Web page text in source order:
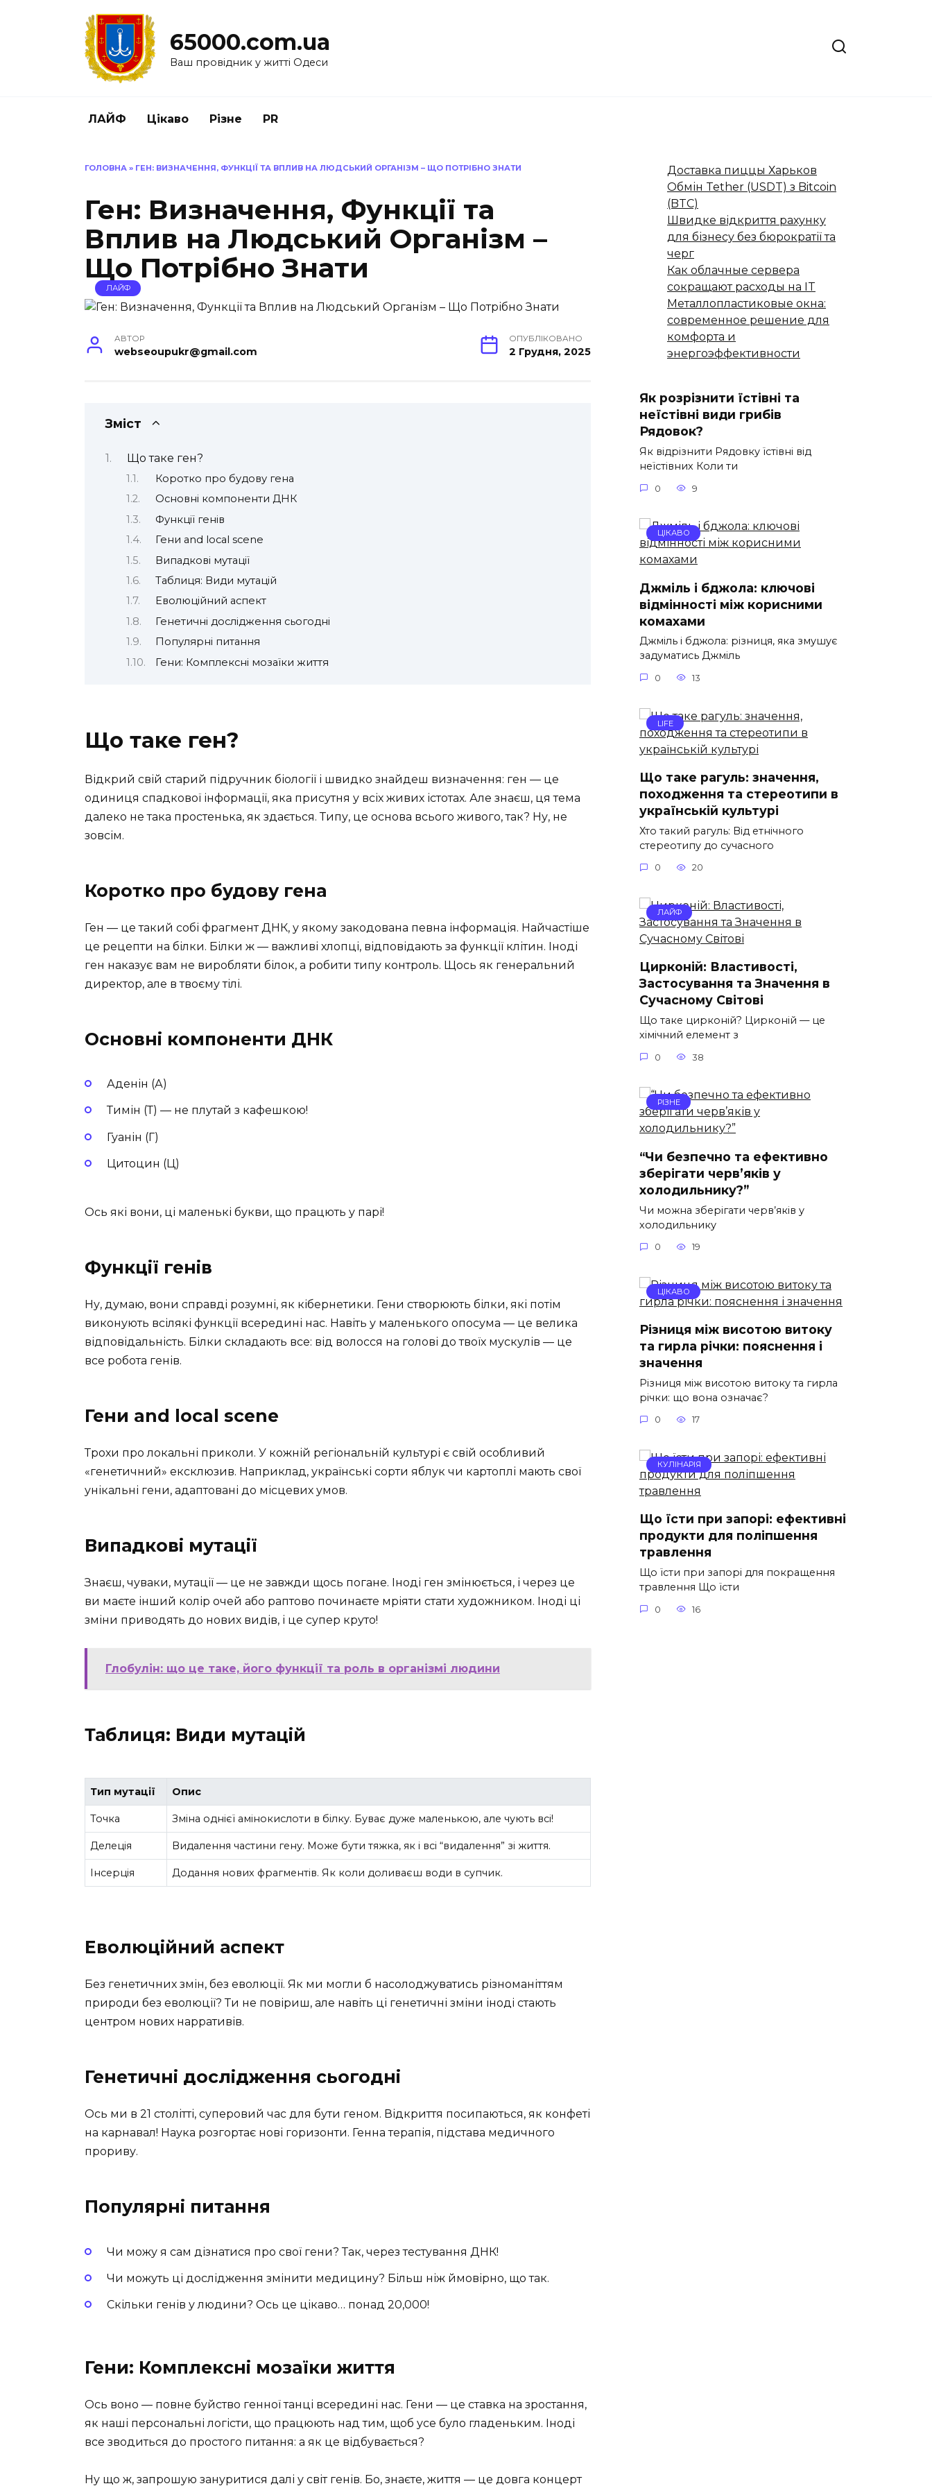
65000.com.ua
Ваш провідник у житті Одеси
ЛАЙФ Цікаво Різне PR
ГОЛОВНА » ГЕН: ВИЗНАЧЕННЯ, ФУНКЦІЇ ТА ВПЛИВ НА ЛЮДСЬКИЙ ОРГАНІЗМ – ЩО ПОТРІБНО ЗНАТИ
Ген: Визначення, Функції та
Вплив на Людський Організм –
Що Потрібно Знати
ЛАЙФ
АВТОР
webseoupukr@gmail.com
ОПУБЛІКОВАНО
2 Грудня, 2025
Зміст
Що таке ген?
Коротко про будову гена
Основні компоненти ДНК
Функції генів
Гени and local scene
Випадкові мутації
Таблиця: Види мутацій
Еволюційний аспект
Генетичні дослідження сьогодні
Популярні питання
Гени: Комплексні мозаїки життя
Що таке ген?
Відкрий свій старий підручник біології і швидко знайдеш визначення: ген — це
одиниця спадкової інформації, яка присутня у всіх живих істотах. Але знаєш, ця тема
далеко не така простенька, як здається. Типу, це основа всього живого, так? Ну, не
зовсім.
Коротко про будову гена
Ген — це такий собі фрагмент ДНК, у якому закодована певна інформація. Найчастіше
це рецепти на білки. Білки ж — важливі хлопці, відповідають за функції клітин. Іноді
ген наказує вам не виробляти білок, а робити типу контроль. Щось як генеральний
директор, але в твоєму тілі.
Основні компоненти ДНК
Аденін (А)
Тимін (Т) — не плутай з кафешкою!
Гуанін (Г)
Цитоцин (Ц)
Ось які вони, ці маленькі букви, що працють у парі!
Функції генів
Ну, думаю, вони справді розумні, як кібернетики. Гени створюють білки, які потім
виконують всілякі функції всередині нас. Навіть у маленького опосума — це велика
відповідальність. Білки складають все: від волосся на голові до твоїх мускулів — це
все робота генів.
Гени and local scene
Трохи про локальні приколи. У кожній регіональній культурі є свій особливий
«генетичний» ексклюзив. Наприклад, українські сорти яблук чи картоплі мають свої
унікальні гени, адаптовані до місцевих умов.
Випадкові мутації
Знаєш, чуваки, мутації — це не завжди щось погане. Іноді ген змінюється, і через це
ви маєте інший колір очей або раптово починаєте мріяти стати художником. Іноді ці
зміни приводять до нових видів, і це супер круто!
Глобулін: що це таке, його функції та роль в організмі людини
Таблиця: Види мутацій
Тип мутації Опис
Точка Зміна однієї амінокислоти в білку. Буває дуже маленькою, але чують всі!
Делеція Видалення частини гену. Може бути тяжка, як і всі “видалення” зі життя.
Інсерція Додання нових фрагментів. Як коли доливаєш води в супчик.
Еволюційний аспект
Без генетичних змін, без еволюції. Як ми могли б насолоджуватись різноманіттям
природи без еволюції? Ти не повіриш, але навіть ці генетичні зміни іноді стають
центром нових нарративів.
Генетичні дослідження сьогодні
Ось ми в 21 столітті, суперовий час для бути геном. Відкриття посипаються, як конфеті
на карнавал! Наука розгортає нові горизонти. Генна терапія, підстава медичного
прориву.
Популярні питання
Чи можу я сам дізнатися про свої гени? Так, через тестування ДНК!
Чи можуть ці дослідження змінити медицину? Більш ніж ймовірно, що так.
Скільки генів у людини? Ось це цікаво… понад 20,000!
Гени: Комплексні мозаїки життя
Ось воно — повне буйство генної танці всередині нас. Гени — це ставка на зростання,
як наші персональні логісти, що працюють над тим, щоб усе було гладеньким. Іноді
все зводиться до простого питання: а як це відбувається?
Ну що ж, запрошую зануритися далі у світ генів. Бо, знаєте, життя — це довга концерт
Доставка пиццы Харьков
Обмін Tether (USDT) з Bitcoin
(BTC)
Швидке відкриття рахунку
для бізнесу без бюрократії та
черг
Как облачные сервера
сокращают расходы на IT
Металлопластиковые окна:
современное решение для
комфорта и
энергоэффективности
Як розрізнити їстівні та
неїстівні види грибів
Рядовок?
Як відрізнити Рядовку їстівні від
неїстівних Коли ти
0 9
ЦІКАВО
Джміль і бджола: ключові
відмінності між корисними
комахами
Джміль і бджола: різниця, яка змушує
задуматись Джміль
0 13
LIFE
Що таке рагуль: значення,
походження та стереотипи в
українській культурі
Хто такий рагуль: Від етнічного
стереотипу до сучасного
0 20
ЛАЙФ
Цирконій: Властивості,
Застосування та Значення в
Сучасному Світові
Що таке цирконій? Цирконій — це
хімічний елемент з
0 38
РІЗНЕ
“Чи безпечно та ефективно
зберігати черв’яків у
холодильнику?”
Чи можна зберігати черв’яків у
холодильнику
0 19
ЦІКАВО
Різниця між висотою витоку
та гирла річки: пояснення і
значення
Різниця між висотою витоку та гирла
річки: що вона означає?
0 17
КУЛІНАРІЯ
Що їсти при запорі: ефективні
продукти для поліпшення
травлення
Що їсти при запорі для покращення
травлення Що їсти
0 16